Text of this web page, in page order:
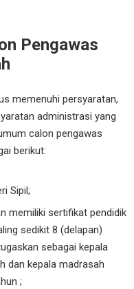
Pengawas
memenuhi persyaratan,
administrasi yang
calon pengawas
berikut:
Sipil;
memiliki sertifikat pendidik
sedikit 8 (delapan)
sebagai kepala
dan kepala madrasah
;